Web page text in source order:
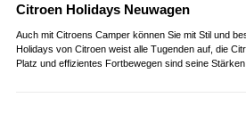
Citroen Holidays Neuwagen
Auch mit Citroens Camper können Sie mit Stil und
Holidays von Citroen weist alle Tugenden auf, die
Platz und effizientes Fortbewegen sind seine Stärken.